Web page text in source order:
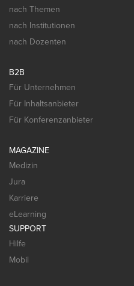
nach Themen
nach Institutionen
nach Dozenten
B2B
Für Unternehmen
Für Inhaltsanbieter
Für Konferenzanbieter
MAGAZINE
Medizin
Jura
Karriere
eLearning
SUPPORT
Hilfe
Mobil